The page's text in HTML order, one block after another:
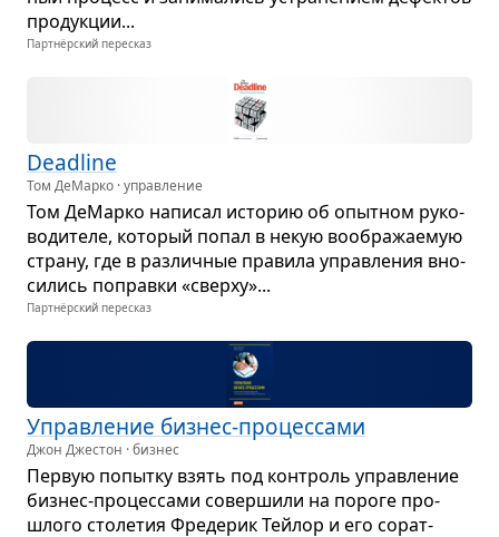
про­дук­ции...
Партнёрский пересказ
Deadline
Том ДеМарко · управление
Том ДеМарко напи­сал исто­рию об опыт­ном руко­
во­ди­теле, кото­рый попал в некую вооб­ра­жа­е­мую
страну, где в раз­лич­ные пра­вила управ­ле­ния вно­
си­лись поправки «сверху»...
Партнёрский пересказ
Управ­ле­ние биз­нес-про­цес­сами
Джон Джестон · бизнес
Пер­вую попытку взять под кон­троль управ­ле­ние
биз­нес-про­цес­сами совер­шили на пороге про­
шлого сто­ле­тия Фре­де­рик Тейлор и его сорат­